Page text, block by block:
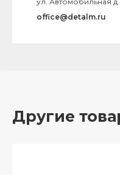
office@detalm.ru
Другие